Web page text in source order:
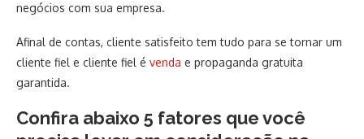
negócios com sua empresa.
Afinal de contas, cliente satisfeito tem tudo para se tornar um
cliente fiel e cliente fiel é venda e propaganda gratuita
garantida.
Confira abaixo 5 fatores que você